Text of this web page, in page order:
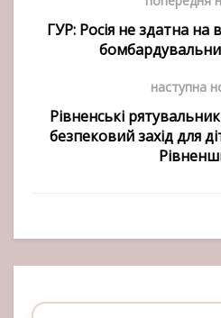
ГУР: Росія не здатна
наступна
Рівненські
безпековий захід для